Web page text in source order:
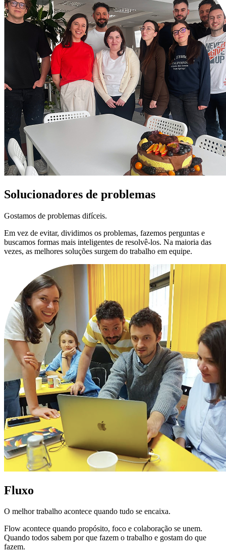
Solucionadores de problemas
Gostamos de problemas difíceis.
Em vez de evitar, dividimos os problemas, fazemos perguntas e
buscamos formas mais inteligentes de resolvê-los. Na maioria das
vezes, as melhores soluções surgem do trabalho em equipe.
Fluxo
O melhor trabalho acontece quando tudo se encaixa.
Flow acontece quando propósito, foco e colaboração se unem.
Quando todos sabem por que fazem o trabalho e gostam do que
fazem.